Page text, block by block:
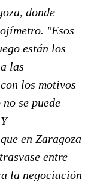
donde
"Esos
están los
las
los motivos
se puede
en Zaragoza
entre
la negociación